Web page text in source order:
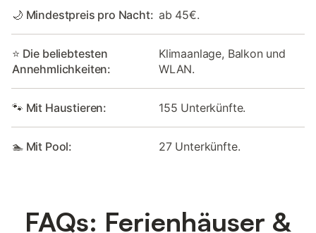
🌙 Mindestpreis pro Nacht: ab 45€.
⭐ Die beliebtesten
Annehmlichkeiten:
Klimaanlage, Balkon und
WLAN.
🐾 Mit Haustieren: 155 Unterkünfte.
🏊 Mit Pool: 27 Unterkünfte.
FAQs: Ferienhäuser &